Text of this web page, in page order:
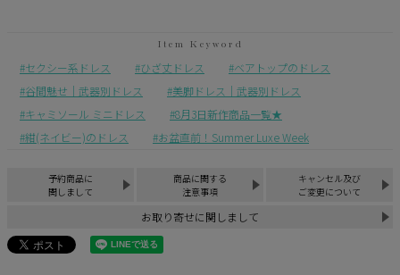
セクシー系ドレス ひざ丈ドレス
ベアトップのドレス
谷間魅せ｜武器別ドレス
美脚ドレス｜武器別ドレス
キャミソール ミニドレス
8月3日新作商品一覧★
紺(ネイビー)のドレス
お盆直前！Summer Luxe Week
予約商品に
関しまして
商品に関する
注意事項
キャンセル及び
ご変更について
お取り寄せに関しまして